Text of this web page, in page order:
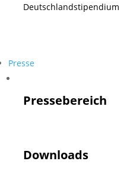
Deutschlandstipendium
Presse
Pressebereich
Downloads